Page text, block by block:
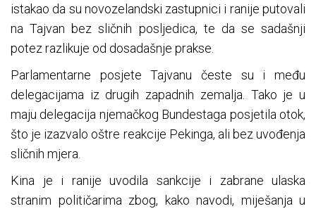
istakao da su novozelandski zastupnici i ranije putovali
na Tajvan bez sličnih posljedica, te da se sadašnji
potez razlikuje od dosadašnje prakse.
Parlamentarne posjete Tajvanu česte su i među
delegacijama iz drugih zapadnih zemalja. Tako je u
maju delegacija njemačkog Bundestaga posjetila otok,
što je izazvalo oštre reakcije Pekinga, ali bez uvođenja
sličnih mjera.
Kina je i ranije uvodila sankcije i zabrane ulaska
stranim političarima zbog, kako navodi, miješanja u